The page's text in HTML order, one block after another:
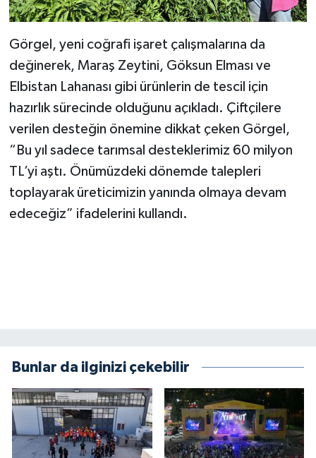
Görgel, yeni coğrafi işaret çalışmalarına da
değinerek, Maraş Zeytini, Göksun Elması ve
Elbistan Lahanası gibi ürünlerin de tescil için
hazırlık sürecinde olduğunu açıkladı. Çiftçilere
verilen desteğin önemine dikkat çeken Görgel,
“Bu yıl sadece tarımsal desteklerimiz 60 milyon
TL’yi aştı. Önümüzdeki dönemde talepleri
toplayarak üreticimizin yanında olmaya devam
edeceğiz” ifadelerini kullandı.
Bunlar da ilginizi çekebilir
BİLİM TEKNOLOJİ
ASAYİŞ
SEÇİM 2015
BİLİM VE TEKNOLOJİ
YARIŞMALAR